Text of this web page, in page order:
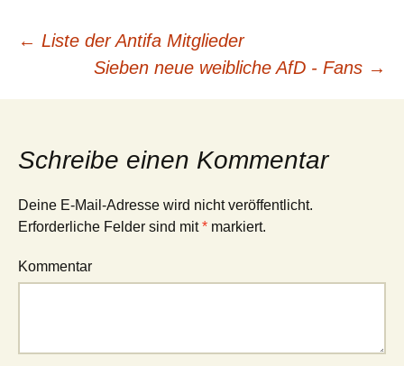
Beitrags-
Navigation
← Liste der Antifa Mitglieder
Sieben neue weibliche AfD - Fans →
Schreibe einen Kommentar
Deine E-Mail-Adresse wird nicht veröffentlicht.
Erforderliche Felder sind mit* markiert.
Kommentar